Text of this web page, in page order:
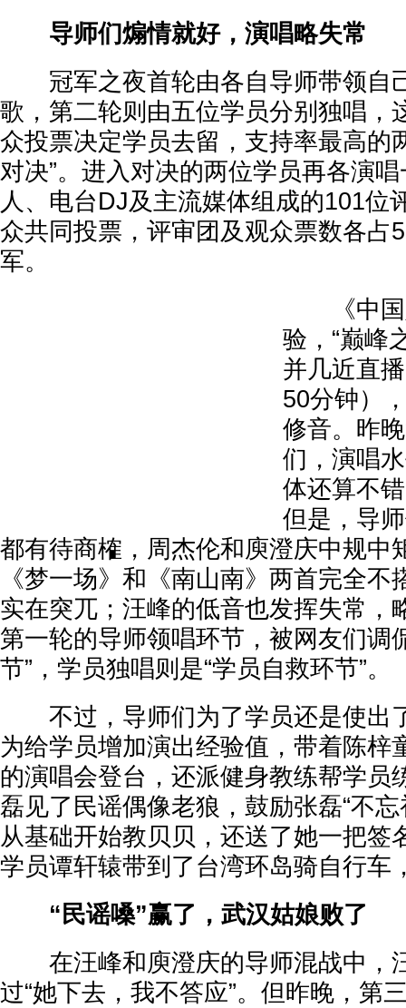
导师们煽情就好，演唱略失常
冠军之夜首轮由各自导师带领自
歌，第二轮则由五位学员分别独唱，
众投票决定学员去留，支持率最高的
对决”。进入对决的两位学员再各演
人、电台DJ及主流媒体组成的101位
众共同投票，评审团及观众票数各占
军。
《中国
验，“巅峰
并几近直
50分钟）
修音。昨
们，演唱
体还算不
但是，导
都有待商榷，周杰伦和庾澄庆中规中
《梦一场》和《南山南》两首完全
实在突兀；汪峰的低音也发挥失常，
第一轮的导师领唱环节，被网友们调
节”，学员独唱则是“学员自救环节”。
不过，导师们为了学员还是使出
为给学员增加演出经验值，带着陈梓
的演唱会登台，还派健身教练帮学员
磊见了民谣偶像老狼，鼓励张磊“不
从基础开始教贝贝，还送了她一把签
学员谭轩辕带到了台湾环岛骑自行车
“民谣嗓”赢了，武汉姑娘败了
在汪峰和庾澄庆的导师混战中，
过“她下去，我不答应”。但昨晚，第